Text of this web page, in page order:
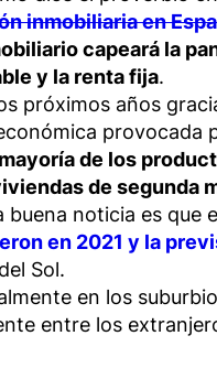
inmobiliaria en
capeará la
y la renta fija.
próximos años
provocada
de los
de segunda
noticia es que
en 2021 y la
Sol.
en los
entre los